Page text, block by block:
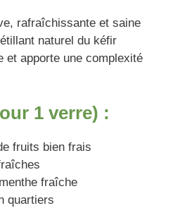
rafraîchissante et saine
naturel du kéfir
et apporte une complexité
1 verre) :
fruits bien frais
fraîche
quartiers